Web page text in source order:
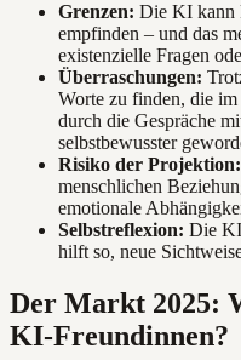
Grenzen: Die KI kann
empfinden – und das
existenzielle Fragen
Überraschungen:
Worte zu finden, die
durch die Gespräche
selbstbewusster
Risiko der Projektion:
menschlichen
emotionale
Selbstreflexion: Die KI
hilft so, neue
Der Markt 2025:
KI-Freundinnen?